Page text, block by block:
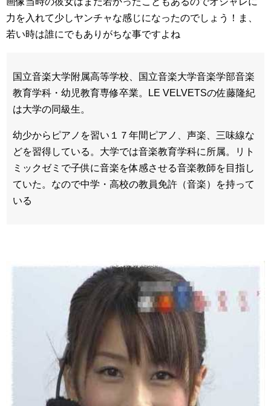
力を入れて少しヤンチャな感じになったのでしょう！ま、
若い時は誰にでもありがちな事ですよね
国立音楽大学附属高等学校、国立音楽大学音楽学部音楽
教育学科・幼児教育専修卒業。LE VELVETSの佐藤隆紀
は大学の同級生。
幼少からピアノを習い１７年間ピアノ、声楽、三味線な
どを習得している。大学では音楽教育学科に所属。リト
ミックゼミで子供に音楽を体感させる音楽教師を目指し
ていた。なので中学・高校の教員免許（音楽）を持って
いる